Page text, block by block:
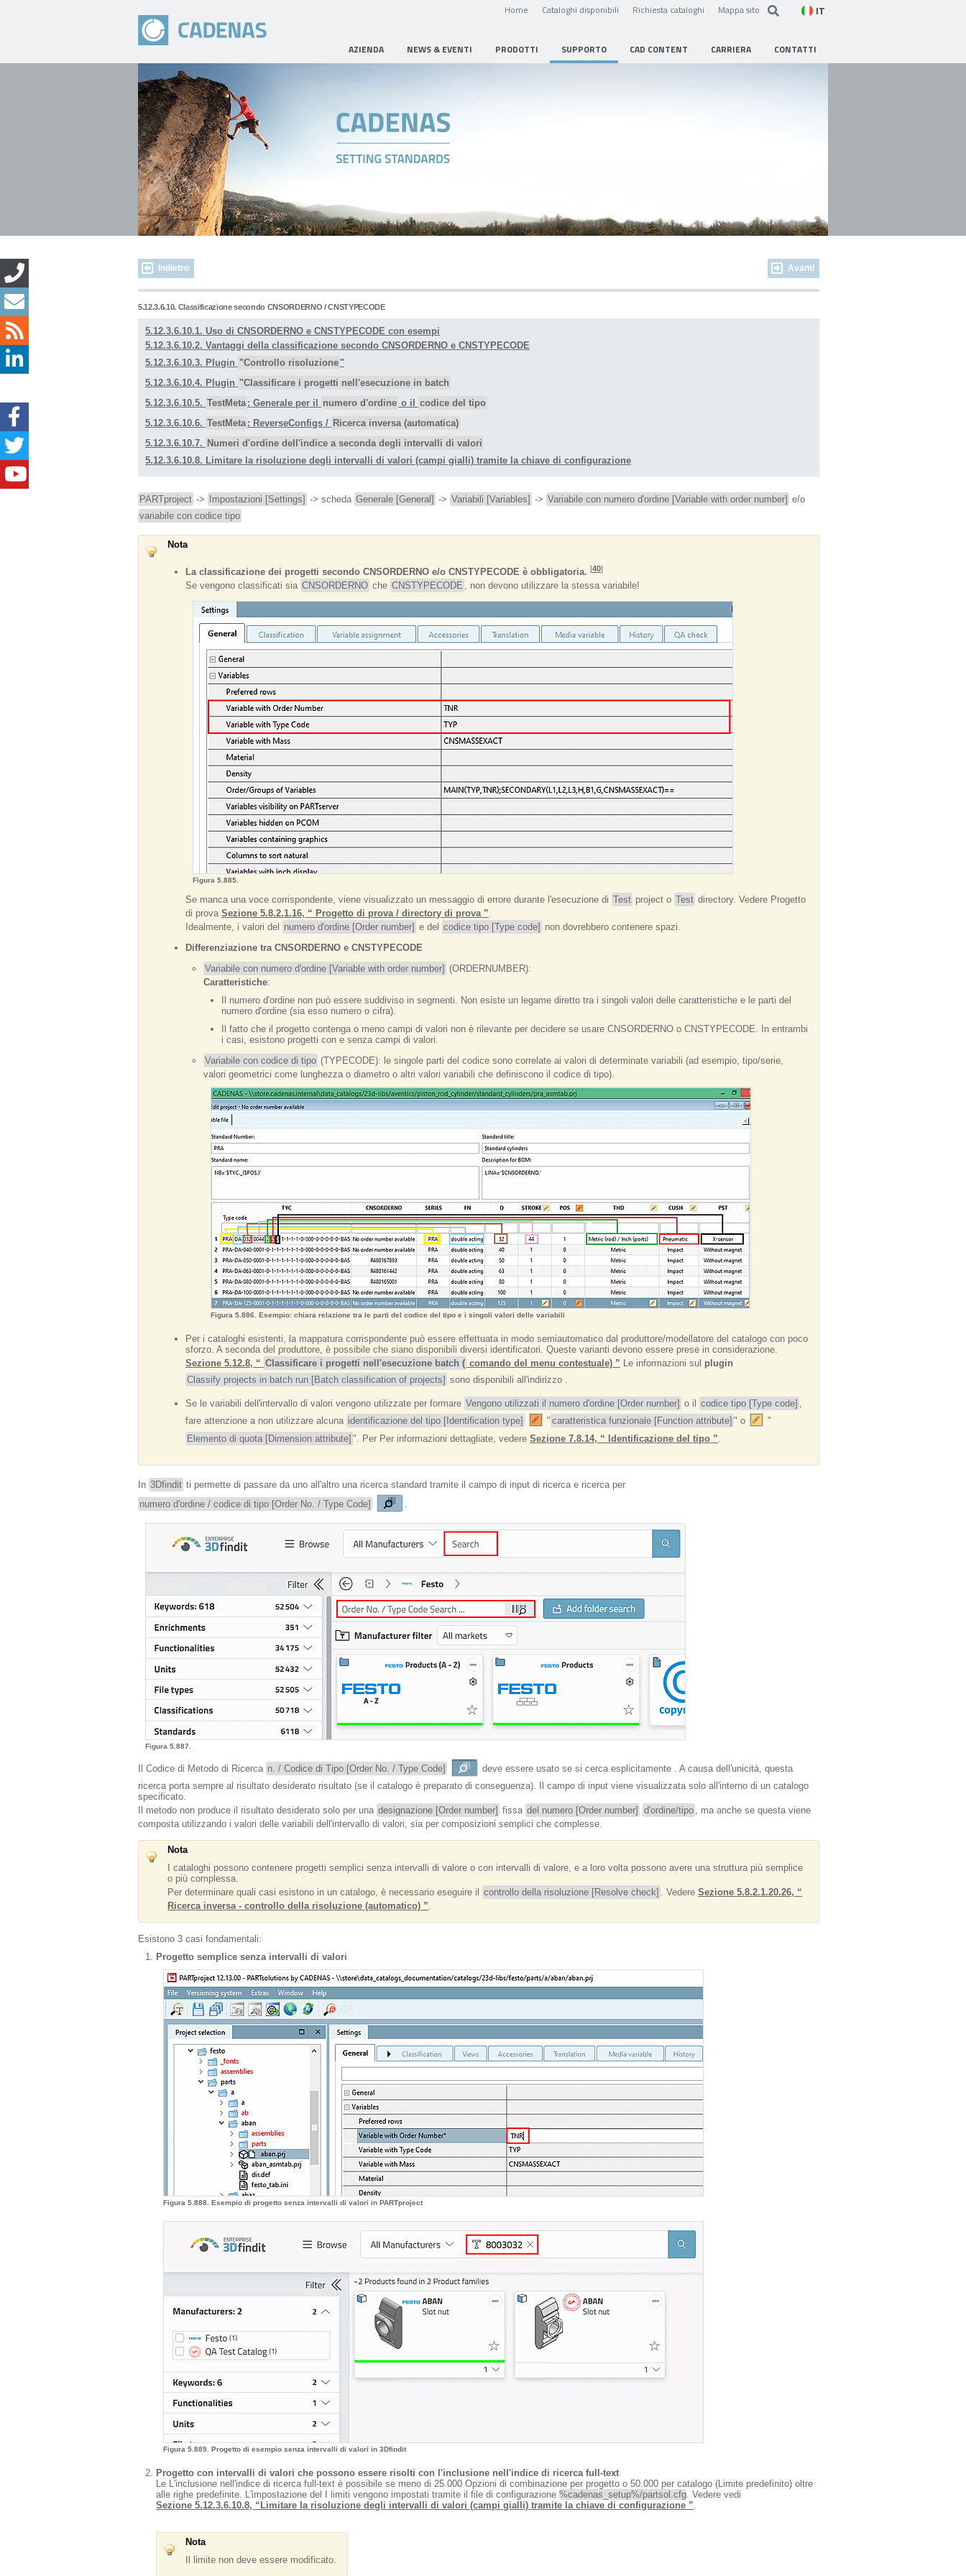
Home Cataloghi disponibili Richiesta cataloghi Mappa sito IT
AZIENDA NEWS & EVENTI PRODOTTI SUPPORTO CAD CONTENT CARRIERA CONTATTI
Indietro Avanti
5.12.3.6.10. Classificazione secondo CNSORDERNO / CNSTYPECODE
5.12.3.6.10.1. Uso di CNSORDERNO e CNSTYPECODE con esempi
5.12.3.6.10.2. Vantaggi della classificazione secondo CNSORDERNO e CNSTYPECODE
5.12.3.6.10.3. Plugin "Controllo risoluzione "
5.12.3.6.10.4. Plugin "Classificare i progetti nell'esecuzione in batch
5.12.3.6.10.5. TestMeta : Generale per il numero d'ordine o il
codice del tipo
5.12.3.6.10.6. TestMeta : ReverseConfigs / Ricerca inversa (automatica)
5.12.3.6.10.7. Numeri d'ordine dell'indice a seconda degli intervalli di valori
5.12.3.6.10.8. Limitare la risoluzione degli intervalli di valori (campi gialli) tramite la chiave di configurazione
PARTproject -> Impostazioni [Settings] -> scheda Generale [General] -> Variabili [Variables] -> Variabile con numero d'ordine [Variable with order number] e/o
variabile con codice tipo
Nota
La classificazione dei progetti secondo CNSORDERNO e/o CNSTYPECODE è obbligatoria. [40]
Se vengono classificati sia CNSORDERNO che CNSTYPECODE , non devono utilizzare la stessa variabile!
Figura 5.885.
Se manca una voce corrispondente, viene visualizzato un messaggio di errore durante l'esecuzione di Test project o Test directory. Vedere Progetto
di prova Sezione 5.8.2.1.16, “ Progetto di prova / directory di prova ”.
Idealmente, i valori del
numero d'ordine [Order number] e del codice tipo [Type code] non dovrebbero contenere spazi.
Differenziazione tra CNSORDERNO e CNSTYPECODE
Variabile con numero d'ordine [Variable with order number] (ORDERNUMBER):
Caratteristiche:
Il numero d'ordine non può essere suddiviso in segmenti. Non esiste un legame diretto tra i singoli valori delle caratteristiche e le parti del
numero d'ordine (sia esso numero o cifra).
Il fatto che il progetto contenga o meno campi di valori non è rilevante per decidere se usare CNSORDERNO o CNSTYPECODE. In entrambi
i casi, esistono progetti con e senza campi di valori.
Variabile con codice di tipo (TYPECODE): le singole parti del codice sono correlate ai valori di determinate variabili (ad esempio, tipo/serie,
valori geometrici come lunghezza o diametro o altri valori variabili che definiscono il codice di tipo).
Figura 5.886. Esempio: chiara relazione tra le parti del codice del tipo e i singoli valori delle variabili
Per i cataloghi esistenti, la mappatura corrispondente può essere effettuata in modo semiautomatico dal produttore/modellatore del catalogo con poco
sforzo. A seconda del produttore, è possibile che siano disponibili diversi identificatori. Queste varianti devono essere prese in considerazione.
Sezione 5.12.8, “ Classificare i progetti nell'esecuzione batch ( comando del menu contestuale) ” Le informazioni sul plugin
Classify projects in batch run [Batch classification of projects] sono disponibili all'indirizzo .
Se le variabili dell'intervallo di valori vengono utilizzate per formare Vengono utilizzati il numero d'ordine [Order number] o il codice tipo [Type code] ,
fare attenzione a non utilizzare alcuna identificazione del tipo [Identification type] " caratteristica funzionale [Function attribute] " o
"
Elemento di quota [Dimension attribute] ". Per Per informazioni dettagliate, vedere Sezione 7.8.14, “ Identificazione del tipo ”.
In 3Dfindit ti permette di passare da uno all'altro una ricerca standard tramite il campo di input di ricerca e ricerca per
numero d'ordine / codice di tipo [Order No. / Type Code]
Figura 5.887.
Il Codice di Metodo di Ricerca n. / Codice di Tipo [Order No. / Type Code]
deve essere usato se si cerca esplicitamente . A causa dell'unicità, questa
ricerca porta sempre al risultato desiderato risultato (se il catalogo è preparato di conseguenza). Il campo di input viene visualizzata solo all'interno di un catalogo
specificato.
Il metodo non produce il risultato desiderato solo per una designazione [Order number] fissa del numero [Order number] d'ordine/tipo , ma anche se questa viene
composta utilizzando i valori delle variabili dell'intervallo di valori, sia per composizioni semplici che complesse.
Nota
I cataloghi possono contenere progetti semplici senza intervalli di valore o con intervalli di valore, e a loro volta possono avere una struttura più semplice
o più complessa.
Per determinare quali casi esistono in un catalogo, è necessario eseguire il
controllo della risoluzione [Resolve check] . Vedere Sezione 5.8.2.1.20.26, “
Ricerca inversa - controllo della risoluzione (automatico) ”.
Esistono 3 casi fondamentali:
Progetto semplice senza intervalli di valori
Figura 5.888. Esempio di progetto senza intervalli di valori in PARTproject
Figura 5.889. Progetto di esempio senza intervalli di valori in 3Dfindit
Progetto con intervalli di valori che possono essere risolti con l'inclusione nell'indice di ricerca full-text
Le L'inclusione nell'indice di ricerca full-text è possibile se meno di 25.000 Opzioni di combinazione per progetto o 50.000 per catalogo (Limite predefinito) oltre
alle righe predefinite. L'impostazione del I limiti vengono impostati tramite il file di configurazione %cadenas_setup%/partsol.cfg. Vedere vedi
Sezione 5.12.3.6.10.8, “Limitare la risoluzione degli intervalli di valori (campi gialli) tramite la chiave di configurazione ”.
Nota
Il limite non deve essere modificato.